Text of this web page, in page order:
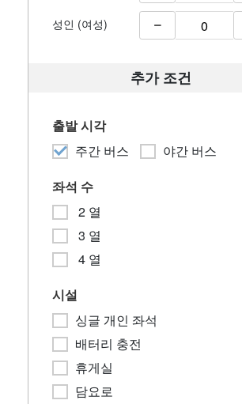
성인 (여성)
추가 조건
출발 시각
주간 버스
야간 버스
좌석 수
2 열
3 열
4 열
시설
싱글 개인 좌석
배터리 충전
휴게실
담요로